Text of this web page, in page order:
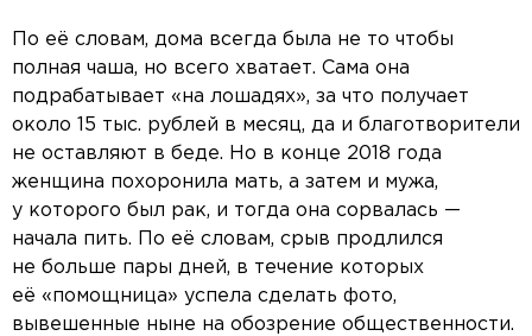
По её словам, дома всегда была не то чтобы
полная чаша, но всего хватает. Сама она
подрабатывает «на лошадях», за что получает
около 15 тыс. рублей в месяц, да и благотворители
не оставляют в беде. Но в конце 2018 года
женщина похоронила мать, а затем и мужа,
у которого был рак, и тогда она сорвалась —
начала пить. По её словам, срыв продлился
не больше пары дней, в течение которых
её «помощница» успела сделать фото,
вывешенные ныне на обозрение общественности.